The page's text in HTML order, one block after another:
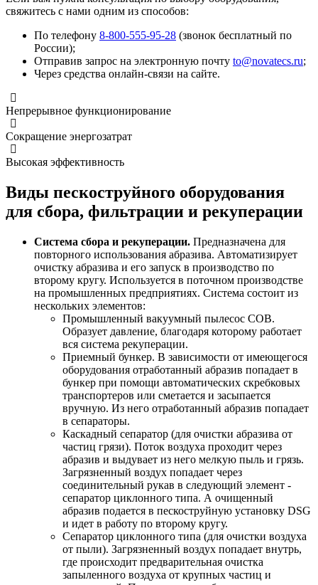
свяжитесь с нами одним из способов:
По телефону 8-800-555-95-28 (звонок бесплатный по
России);
Отправив запрос на электронную почту to@novatecs.ru;
Через средства онлайн-связи на сайте.
Непрерывное функционирование
Сокращение энергозатрат
Высокая эффективность
Виды пескоструйного оборудования
для сбора, фильтрации и рекуперации
Система сбора и рекуперации. Предназначена для
повторного использования абразива. Автоматизирует
очистку абразива и его запуск в производство по
второму кругу. Используется в поточном производстве
на промышленных предприятиях. Система состоит из
нескольких элементов:
Промышленный вакуумный пылесос СОВ.
Образует давление, благодаря которому работает
вся система рекуперации.
Приемный бункер. В зависимости от имеющегося
оборудования отработанный абразив попадает в
бункер при помощи автоматических скребковых
транспортеров или сметается и засыпается
вручную. Из него отработанный абразив попадает
в сепараторы.
Каскадный сепаратор (для очистки абразива от
частиц грязи). Поток воздуха проходит через
абразив и выдувает из него мелкую пыль и грязь.
Загрязненный воздух попадает через
соединительный рукав в следующий элемент -
сепаратор циклонного типа. А очищенный
абразив подается в пескоструйную установку DSG
и идет в работу по второму кругу.
Сепаратор циклонного типа (для очистки воздуха
от пыли). Загрязненный воздух попадает внутрь,
где происходит предварительная очистка
запыленного воздуха от крупных частиц и